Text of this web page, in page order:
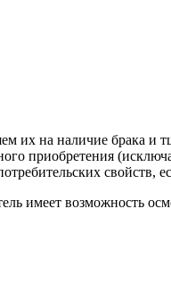
их на наличие брака и
приобретения
свойств,
имеет возможность